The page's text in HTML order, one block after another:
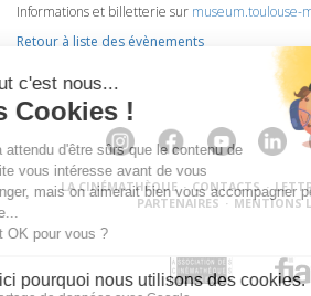
Informations et billetterie sur museum.toulouse-
Retour à liste des évènements
LA CINÉMATHÈQUE · CONTACTS ·
PARTENAIRES · MENTIONS